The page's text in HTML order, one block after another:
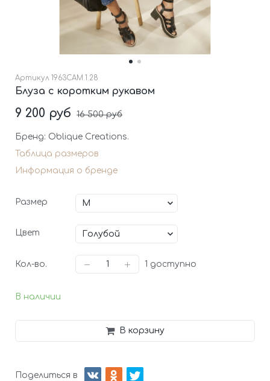
Артикул 1963CAM.1.28
Блуза с коротким рукавом
В наличии
9 200 руб 16 500 руб
Бренд: Oblique Creations.
Таблица размеров
Информация о бренде
Размер
Цвет
Кол-во. 1 доступно
В корзину
Поделиться в